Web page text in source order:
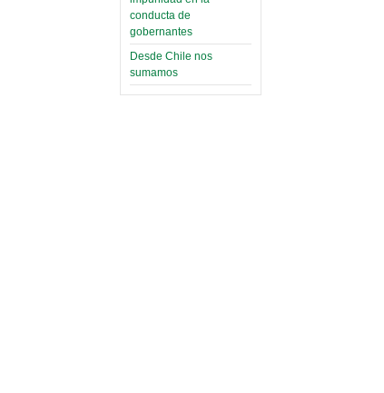
conducta de
gobernantes
Desde Chile nos
sumamos